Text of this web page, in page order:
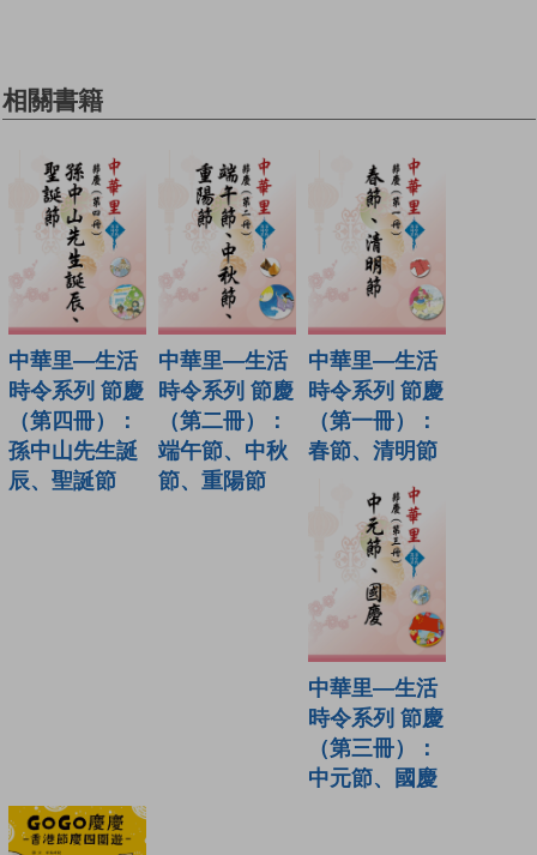
相關書籍
中華里—生活
時令系列 節慶
（第四冊）：
孫中山先生誕
辰、聖誕節
中華里—生活
時令系列 節慶
（第二冊）：
端午節、中秋
節、重陽節
中華里—生活
時令系列 節慶
（第一冊）：
春節、清明節
中華里—生活
時令系列 節慶
（第三冊）：
中元節、國慶